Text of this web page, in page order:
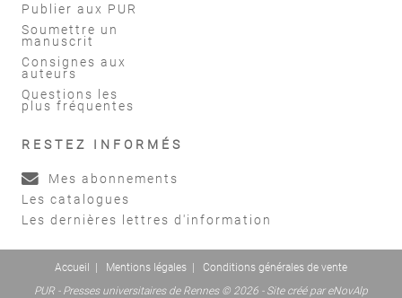
Publier aux PUR
Soumettre un
manuscrit
Consignes aux
auteurs
Questions les
plus fréquentes
RESTEZ INFORMÉS
Mes abonnements
Les catalogues
Les dernières lettres d'information
Accueil Mentions légales
Conditions générales de vente
PUR - Presses universitaires de Rennes © 2026 - Site créé par eNovAlp